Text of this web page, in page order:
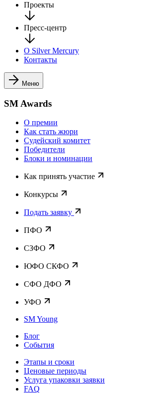
Проекты
Пресс-центр
О Silver Mercury
Контакты
Меню
SM Awards
О премии
Как стать жюри
Судейский комитет
Победители
Блоки и номинации
Как принять участие
Конкурсы
Подать заявку
ПФО
СЗФО
ЮФО СКФО
CФО ДФО
УФО
SM Young
Блог
События
Этапы и сроки
Ценовые периоды
Услуга упаковки заявки
FAQ